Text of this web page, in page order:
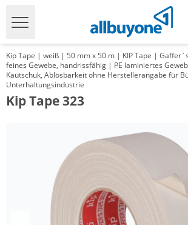
Kip Tape | weiß | 50 mm x 50 m | KIP Tape |
feines Gewebe, handrissfähig | PE laminiertes
Kautschuk, Ablösbarkeit ohne Herstellerangabe für
Unterhaltungsindustrie
Kip Tape 323